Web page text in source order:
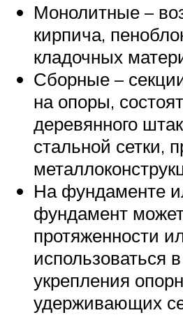
Монолитные –
кирпича,
кладочных
Сборные –
на опоры,
деревянного
стальной сетки,
На фундаменте
фундамент
протяженности
использоваться
укрепления
удерживающих